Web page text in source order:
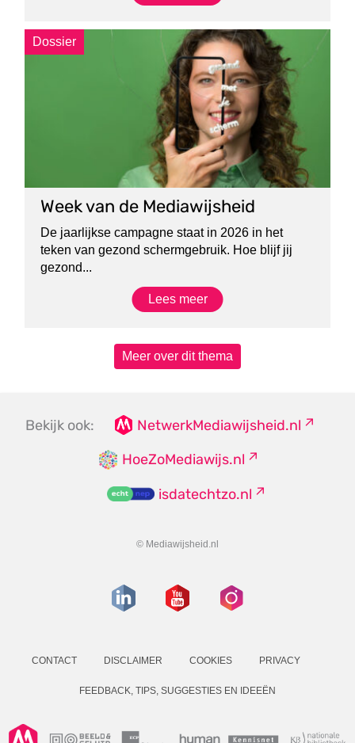
Dossier
Week van de Mediawijsheid
De jaarlijkse campagne staat in 2026 in het
teken van gezond schermgebruik. Hoe blijf jij
gezond...
Lees meer
Meer over dit thema
Bekijk ook:
NetwerkMediawijsheid.nl
HoeZoMediawijs.nl
isdatechtzo.nl
© Mediawijsheid.nl
CONTACT DISCLAIMER COOKIES PRIVACY
FEEDBACK, TIPS, SUGGESTIES EN IDEEËN